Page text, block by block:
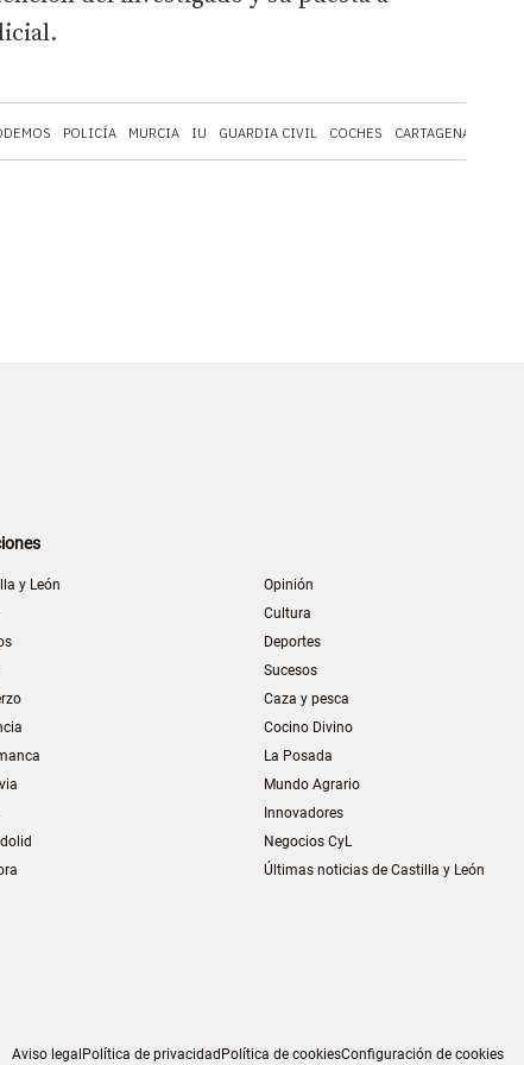
POLICÍA MURCIA IU GUARDIA CIVIL COCHES CARTAGENA
y León
Opinión
Cultura
Deportes
Sucesos
Caza y pesca
Cocino Divino
La Posada
Mundo Agrario
Innovadores
Negocios CyL
Últimas noticias de Castilla y León
Aviso legal Política de privacidad Política de cookiesConfiguración de cookies